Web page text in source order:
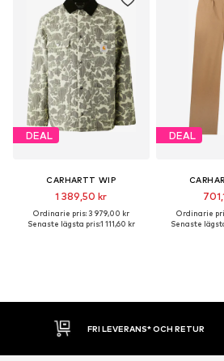
DEAL
CARHARTT WIP
1 389,50 kr
Ordinarie pris: 3 979,00 kr
Senaste lägsta pris:1 111,60 kr
DEAL
Ordinarie
Senaste
30 DAGARS ÖPPET KÖP